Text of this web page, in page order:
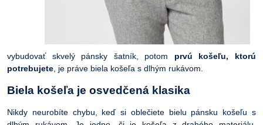
vybudovať skvelý pánsky šatník, potom prvú košeľu, ktorú
potrebujete , je práve biela košeľa s dlhým rukávom.
Biela košeľa je osvedčená klasika
Nikdy neurobíte chybu, keď si oblečiete bielu pánsku košeľu s